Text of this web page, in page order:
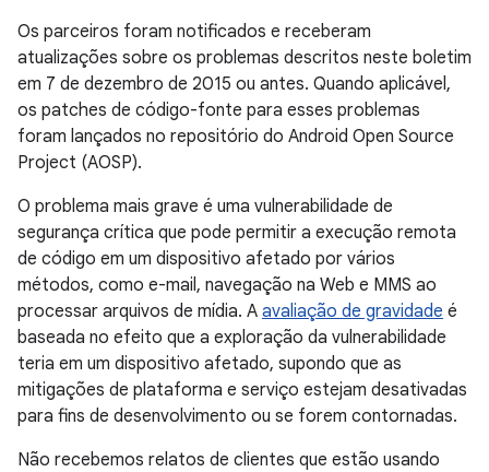
Os parceiros foram notificados e receberam
atualizações sobre os problemas descritos neste boletim
em 7 de dezembro de 2015 ou antes. Quando aplicável,
os patches de código-fonte para esses problemas
foram lançados no repositório do Android Open Source
Project (AOSP).
O problema mais grave é uma vulnerabilidade de
segurança crítica que pode permitir a execução remota
de código em um dispositivo afetado por vários
métodos, como e-mail, navegação na Web e MMS ao
processar arquivos de mídia. A avaliação de gravidade é
baseada no efeito que a exploração da vulnerabilidade
teria em um dispositivo afetado, supondo que as
mitigações de plataforma e serviço estejam desativadas
para fins de desenvolvimento ou se forem contornadas.
Não recebemos relatos de clientes que estão usando